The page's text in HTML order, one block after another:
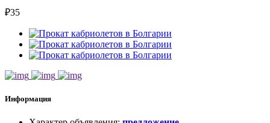
₽35
Информация